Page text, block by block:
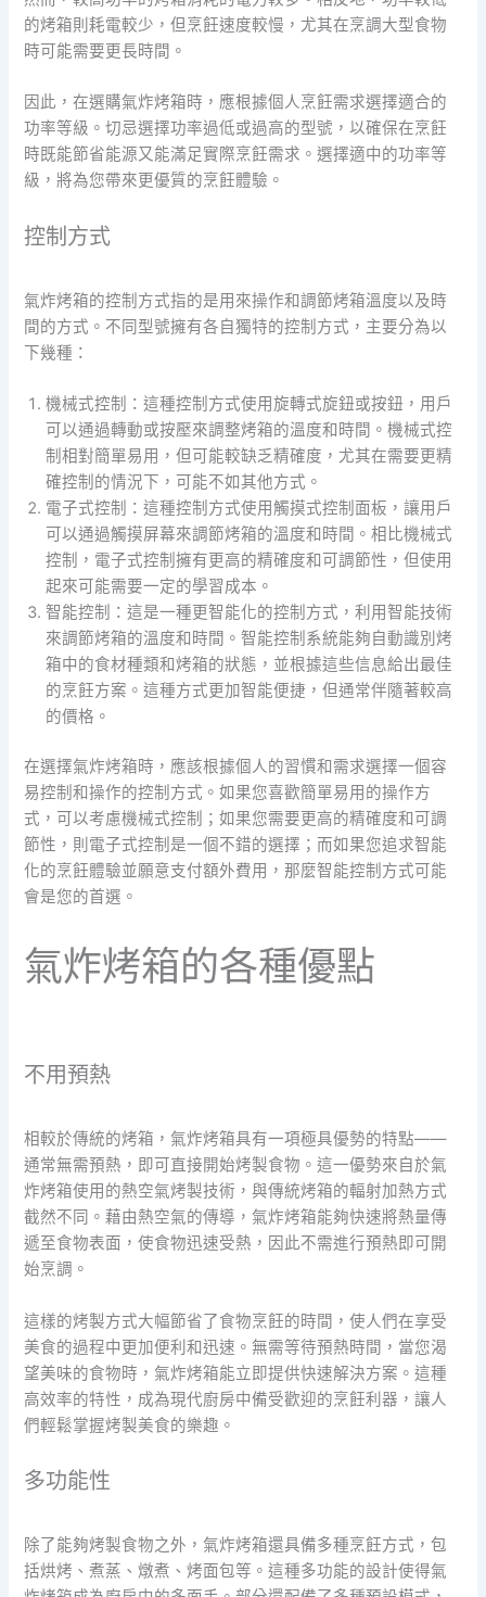
的烤箱則耗電較少，但烹飪速度較慢，尤其在烹調大型食物
時可能需要更長時間。
因此，在選購氣炸烤箱時，應根據個人烹飪需求選擇適合的
功率等級。切忌選擇功率過低或過高的型號，以確保在烹飪
時既能節省能源又能滿足實際烹飪需求。選擇適中的功率等
級，將為您帶來更優質的烹飪體驗。
控制方式
氣炸烤箱的控制方式指的是用來操作和調節烤箱溫度以及時
間的方式。不同型號擁有各自獨特的控制方式，主要分為以
下幾種：
機械式控制：這種控制方式使用旋轉式旋鈕或按鈕，用戶
可以通過轉動或按壓來調整烤箱的溫度和時間。機械式控
制相對簡單易用，但可能較缺乏精確度，尤其在需要更精
確控制的情況下，可能不如其他方式。
電子式控制：這種控制方式使用觸摸式控制面板，讓用戶
可以通過觸摸屏幕來調節烤箱的溫度和時間。相比機械式
控制，電子式控制擁有更高的精確度和可調節性，但使用
起來可能需要一定的學習成本。
智能控制：這是一種更智能化的控制方式，利用智能技術
來調節烤箱的溫度和時間。智能控制系統能夠自動識別烤
箱中的食材種類和烤箱的狀態，並根據這些信息給出最佳
的烹飪方案。這種方式更加智能便捷，但通常伴隨著較高
的價格。
在選擇氣炸烤箱時，應該根據個人的習慣和需求選擇一個容
易控制和操作的控制方式。如果您喜歡簡單易用的操作方
式，可以考慮機械式控制；如果您需要更高的精確度和可調
節性，則電子式控制是一個不錯的選擇；而如果您追求智能
化的烹飪體驗並願意支付額外費用，那麼智能控制方式可能
會是您的首選。
氣炸烤箱的各種優點
不用預熱
相較於傳統的烤箱，氣炸烤箱具有一項極具優勢的特點——
通常無需預熱，即可直接開始烤製食物。這一優勢來自於氣
炸烤箱使用的熱空氣烤製技術，與傳統烤箱的輻射加熱方式
截然不同。藉由熱空氣的傳導，氣炸烤箱能夠快速將熱量傳
遞至食物表面，使食物迅速受熱，因此不需進行預熱即可開
始烹調。
這樣的烤製方式大幅節省了食物烹飪的時間，使人們在享受
美食的過程中更加便利和迅速。無需等待預熱時間，當您渴
望美味的食物時，氣炸烤箱能立即提供快速解決方案。這種
高效率的特性，成為現代廚房中備受歡迎的烹飪利器，讓人
們輕鬆掌握烤製美食的樂趣。
多功能性
除了能夠烤製食物之外，氣炸烤箱還具備多種烹飪方式，包
括烘烤、煮蒸、燉煮、烤面包等。這種多功能的設計使得氣